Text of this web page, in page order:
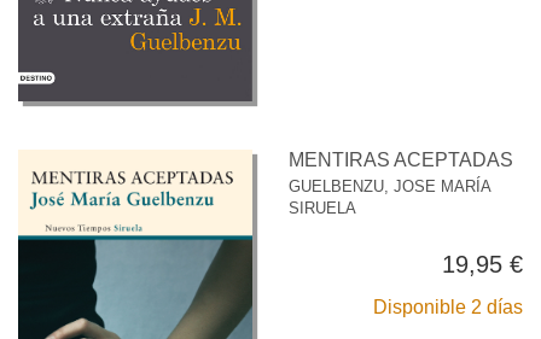
MENTIRAS ACEPTADAS
GUELBENZU, JOSE MARÍA
SIRUELA
19,95 €
Disponible 2 días